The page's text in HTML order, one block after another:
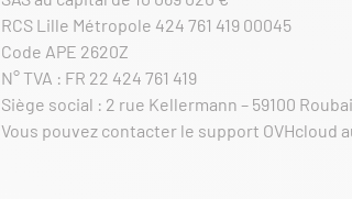
RCS Lille Métropole 424 761 419 00045
Code APE 2620Z
N° TVA : FR 22 424 761 419
Siège social : 2 rue Kellermann – 59100
Vous pouvez contacter le support OVHcloud